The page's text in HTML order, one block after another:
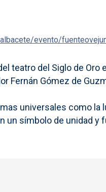
evento/
teatro del Siglo de
Fernán Gómez de
universales como
un símbolo de unidad y